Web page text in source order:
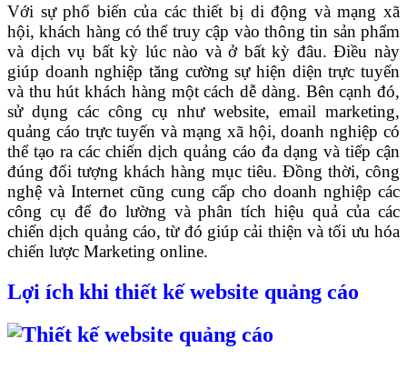
Với sự phổ biến của các thiết bị di động và mạng xã
hội, khách hàng có thể truy cập vào thông tin sản phẩm
và dịch vụ bất kỳ lúc nào và ở bất kỳ đâu. Điều này
giúp doanh nghiệp tăng cường sự hiện diện trực tuyến
và thu hút khách hàng một cách dễ dàng. Bên cạnh đó,
sử dụng các công cụ như website, email marketing,
quảng cáo trực tuyến và mạng xã hội, doanh nghiệp có
thể tạo ra các chiến dịch quảng cáo đa dạng và tiếp cận
đúng đối tượng khách hàng mục tiêu. Đồng thời, công
nghệ và Internet cũng cung cấp cho doanh nghiệp các
công cụ để đo lường và phân tích hiệu quả của các
chiến dịch quảng cáo, từ đó giúp cải thiện và tối ưu hóa
chiến lược Marketing online.
Lợi ích khi thiết kế website quảng cáo